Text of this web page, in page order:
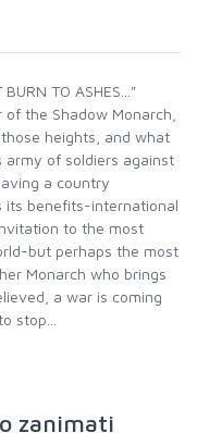
TO ASHES..."
the Shadow Monarch,
heights, and what
of soldiers against
a country
its benefits-international
to the most
but perhaps the most
Monarch who brings
a war is coming
stop...
zanimati